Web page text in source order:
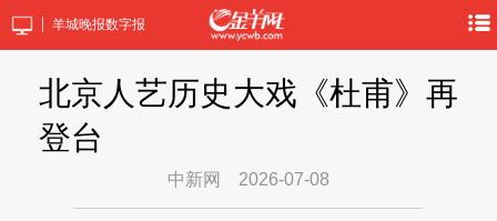
羊城晚报数字报
北京人艺历史大戏《杜甫》再
登台
中新网 2026-07-08